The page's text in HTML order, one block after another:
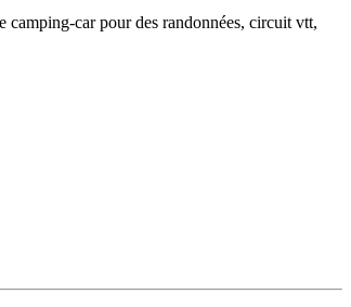
car pour des randonnées, circuit vtt,